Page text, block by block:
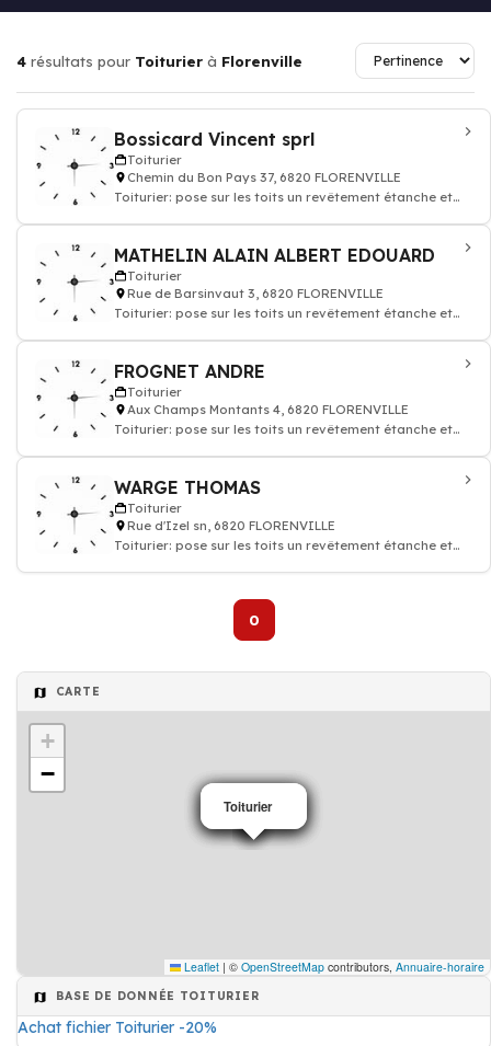
4 résultats pour Toiturier à Florenville
Bossicard Vincent sprl
Toiturier
Chemin du Bon Pays 37, 6820 FLORENVILLE
Toiturier: pose sur les toits un revêtement étanche et
MATHELIN ALAIN ALBERT EDOUARD
Toiturier
Rue de Barsinvaut 3, 6820 FLORENVILLE
Toiturier: pose sur les toits un revêtement étanche et
FROGNET ANDRE
Toiturier
Aux Champs Montants 4, 6820 FLORENVILLE
Toiturier: pose sur les toits un revêtement étanche et
WARGE THOMAS
Toiturier
Rue d'Izel sn, 6820 FLORENVILLE
Toiturier: pose sur les toits un revêtement étanche et
0
CARTE
Toiturier
Toiturier
Toiturier
Toiturier
+
−
Leaflet | © OpenStreetMap contributors, Annuaire-horaire
BASE DE DONNÉE TOITURIER
Achat fichier Toiturier -20%